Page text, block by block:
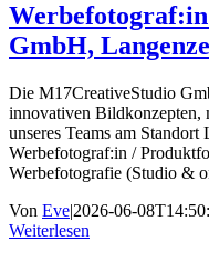
GmbH,
Die M17CreativeStudio
innovativen Bildkonzepten,
unseres Teams am
Werbefotograf:in /
Werbefotografie (Studio &
Von Eve|2026-06-
Weiterlesen